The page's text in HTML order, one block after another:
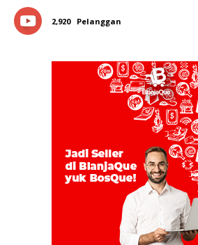
2,920 Pelanggan